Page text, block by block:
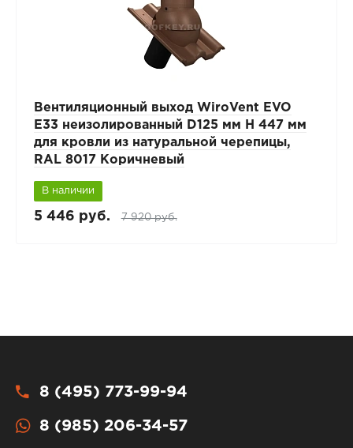
Вентиляционный выход WiroVent EVO
E33 неизолированный D125 мм Н 447 мм
для кровли из натуральной черепицы,
RAL 8017 Коричневый
В наличии
5 446 руб. 7 920 руб.
8 (495) 773-99-94
8 (985) 206-34-57